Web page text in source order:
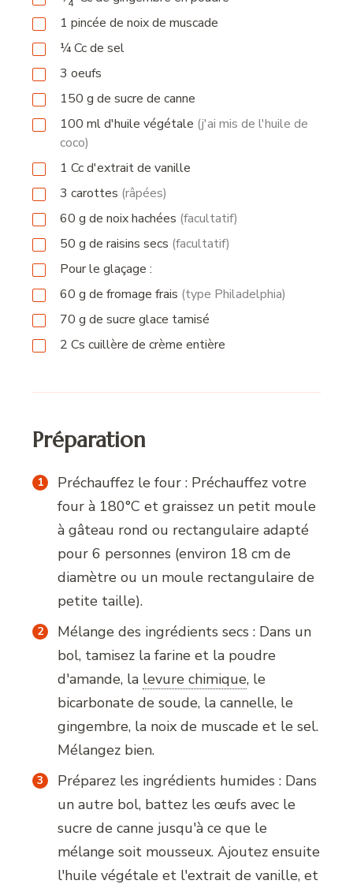
4
1 pincée de noix de muscade
¼ Cc de sel
3 oeufs
150 g de sucre de canne
100 mld'huile végétale (j'ai mis de l'huile de
coco)
1 Ccd'extrait de vanille
3 carottes (râpées)
60 g de noix hachées (facultatif)
50 g de raisins secs (facultatif)
Pour le glaçage :
60 g de fromage frais (type Philadelphia)
70 g de sucre glace tamisé
2 Cs cuillère de crème entière
Préparation
Préchauffez le four : Préchauffez votre
four à 180°C et graissez un petit moule
à gâteau rond ou rectangulaire adapté
pour 6 personnes (environ 18 cm de
diamètre ou un moule rectangulaire de
petite taille).
Mélange des ingrédients secs : Dans un
bol, tamisez la farine et la poudre
d'amande, la levure chimique, le
bicarbonate de soude, la cannelle, le
gingembre, la noix de muscade et le sel.
Mélangez bien.
Préparez les ingrédients humides : Dans
un autre bol, battez les œufs avec le
sucre de canne jusqu'à ce que le
mélange soit mousseux. Ajoutez ensuite
l'huile végétale et l'extrait de vanille, et